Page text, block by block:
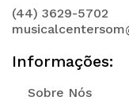
(44) 3629-5702
Informações:
Sobre Nós